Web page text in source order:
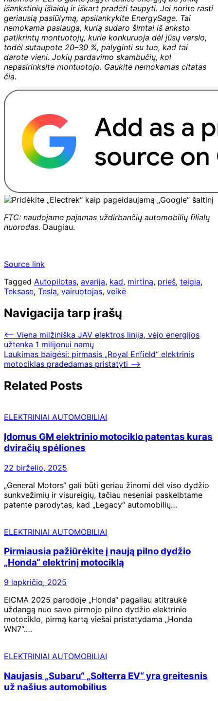
išankstinių išlaidų ir iškart pradėti taupyti. Jei norite rasti
geriausią pasiūlymą, apsilankykite EnergySage. Tai
nemokama paslauga, kurią sudaro šimtai iš anksto
patikrintų montuotojų, kurie konkuruoja dėl jūsų verslo,
todėl sutaupote 20–30 %, palyginti su tuo, kad tai
darote vieni. Jokių pardavimo skambučių, kol
nepasirinksite montuotojo. Gaukite nemokamas citatas
čia.
FTC: naudojame pajamas uždirbančių automobilių filialų
nuorodas. Daugiau.
Source link
Tagged Autopilotas, avarija, kad, mirtiną, prieš, teigia,
Teksase, Tesla, vairuotojas, veikė
Navigacija tarp įrašų
⟵ Viena milžiniška JAV elektros linija, vėjo energijos
užtenka 1 milijonui namų
Laukimas baigėsi: pirmasis „Royal Enfield“ elektrinis
motociklas pradedamas pristatyti ⟶
Related Posts
ELEKTRINIAI AUTOMOBILIAI
Įdomus GM elektrinio motociklo patentas kuras
dviračių spėliones
22 birželio, 2025
„General Motors“ gali būti geriau žinomi dėl viso dydžio
sunkvežimių ir visureigių, tačiau neseniai paskelbtame
patente parodytas, kad „Legacy“ automobilių…
ELEKTRINIAI AUTOMOBILIAI
Pirmiausia pažiūrėkite į naują pilno dydžio
„Honda“ elektrinį motociklą
9 lapkričio, 2025
EICMA 2025 parodoje „Honda“ pagaliau atitraukė
uždangą nuo savo pirmojo pilno dydžio elektrinio
motociklo, pirmą kartą viešai pristatydama „Honda
WN7“.…
ELEKTRINIAI AUTOMOBILIAI
Naujasis „Subaru“ „Solterra EV“ yra greitesnis
už našius automobilius